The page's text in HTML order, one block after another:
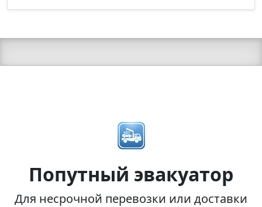
Попутный эвакуатор
Для несрочной перевозки или доставки